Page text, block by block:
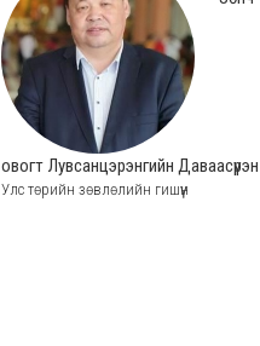
овогт Лувсанцэрэнгийн Даваасүрэн
Улс төрийн зөвлөлийн гишүүн